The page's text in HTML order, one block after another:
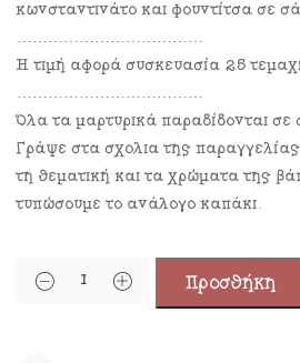
κωνσταντινάτο και φουντίτσα σε
………………………………
Η τιμή αφορά συσκευασία 25
………………………………
Όλα τα μαρτυρικά παραδίδονται σε
Γράψε στα σχόλια της παραγγελίας
τη θεματική και τα χρώματα της
τυπώσουμε το ανάλογο καπάκι.
Προσθήκη